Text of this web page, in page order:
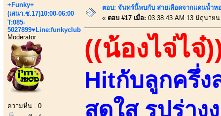
+Funky+
(เสนา.ซ.17)10:00-06:00
T:085-
5027899♥Line:funkyclub
Moderator
ความหื่น : 0
ตอบ: จันทร์นี้พบกับ สายเลือดจากแดนน้ำ
« ตอบ #17 เมื่อ: 03:38:43 AM 13 มิถุนายน
((น้องไจ่ไจ๋
Hitกับลูกครึ่ง
สดใส รูปร่าง